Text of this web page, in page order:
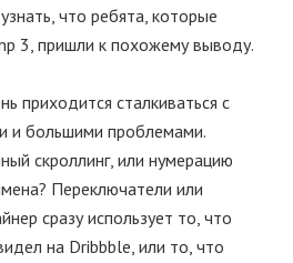
что ребята, которые
3, пришли к похожему выводу.
приходится сталкиваться с
и большими проблемами.
скроллинг, или нумерацию
Переключатели или
сразу использует то, что
на Dribbble, или то, что